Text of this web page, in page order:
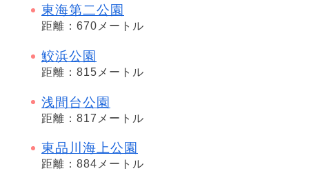
東海第二公園
距離：670メートル
鮫浜公園
距離：815メートル
浅間台公園
距離：817メートル
東品川海上公園
距離：884メートル